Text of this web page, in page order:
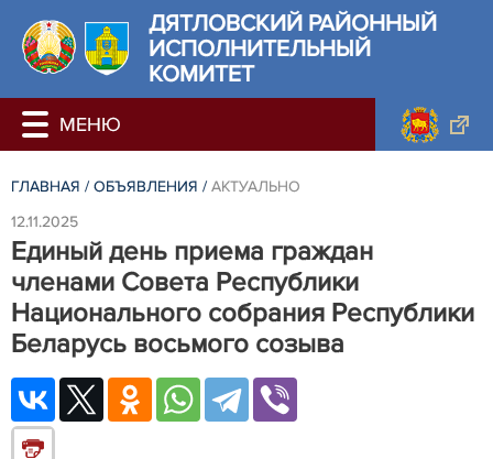
ДЯТЛОВСКИЙ РАЙОННЫЙ
ИСПОЛНИТЕЛЬНЫЙ
КОМИТЕТ
ГЛАВНАЯ / ОБЪЯВЛЕНИЯ / АКТУАЛЬНО
12.11.2025
Единый день приема граждан
членами Совета Республики
Национального собрания Республики
Беларусь восьмого созыва